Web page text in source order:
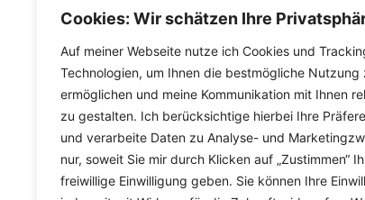
Cookies: Wir schätzen Ihre
Auf meiner Webseite nutze ich Cookies und
Technologien, um Ihnen die bestmögliche Nutzung
ermöglichen und meine Kommunikation mit Ihnen
zu gestalten. Ich berücksichtige hierbei Ihre
und verarbeite Daten zu Analyse- und
nur, soweit Sie mir durch Klicken auf „Zustimmen“
freiwillige Einwilligung geben. Sie können Ihre